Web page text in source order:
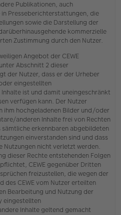
Publikationen, auch
Presseberichterstattungen, die
sowie die Darstellung der
kommerzielle
Zustimmung durch den Nutzer.
Angebot der CEWE
Abschnitt 2 dieser
der Nutzer, dass er der Urheber
eingestellten
ist und damit uneingeschränkt
verfügen kann. Der Nutzer
ihm hochgeladenen Bilder und/oder
anderen Inhalte frei von Rechten
erkennbaren abgebildeten
einverstanden sind und dass
Nutzungen nicht verletzt werden.
dieser Rechte entstehenden Folgen
CEWE gegenüber Dritten
freizustellen, die wegen der
des CEWE vom Nutzer erteilten
Bearbeitung und Nutzung der
eingestellten
Inhalte geltend gemacht